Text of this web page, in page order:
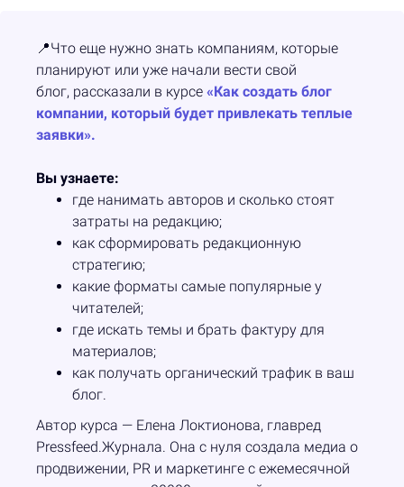
📍Что еще нужно знать компаниям, которые
планируют или уже начали вести свой
блог, рассказали в курсе «Как создать блог
компании, который будет привлекать теплые
заявки».
Вы узнаете:
где нанимать авторов и сколько стоят
затраты на редакцию;
как сформировать редакционную
стратегию;
какие форматы самые популярные у
читателей;
где искать темы и брать фактуру для
материалов;
как получать органический трафик в ваш
блог.
Автор курса — Елена Локтионова, главред
Pressfeed.Журнала. Она с нуля создала медиа о
продвижении, PR и маркетинге с ежемесячной